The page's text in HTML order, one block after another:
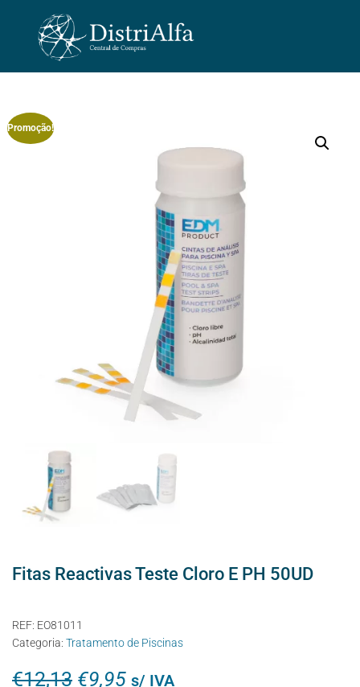
Promoção!
Fitas Reactivas Teste Cloro E PH 50UD
REF: EO81011
Categoria: Tratamento de Piscinas
€12,13 €9,95 s/ IVA